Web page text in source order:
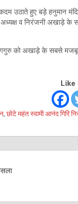
उठाते हुए बड़े हनुमान
व निरंजनी अखाड़े के
को अखाड़े के सबसे मजबूत
Like
, छोटे महंत स्वामी आनंद गिरि